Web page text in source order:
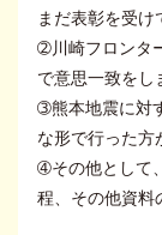
まだ表彰を受け
➁川崎フロンタ
で意思一致をし
➂熊本地震に対
な形で行った方
➃その他として
程、その他資料